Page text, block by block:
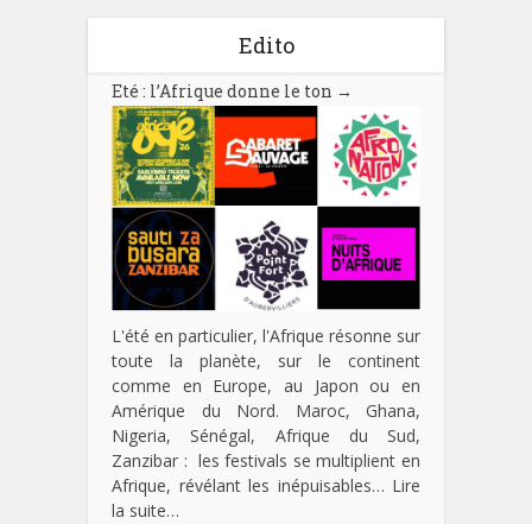
Edito
Eté : l’Afrique donne le ton →
L'été en particulier, l'Afrique résonne sur
toute la planète, sur le continent
comme en Europe, au Japon ou en
Amérique du Nord. Maroc, Ghana,
Nigeria, Sénégal, Afrique du Sud,
Zanzibar : les festivals se multiplient en
Afrique, révélant les inépuisables… Lire
la suite…